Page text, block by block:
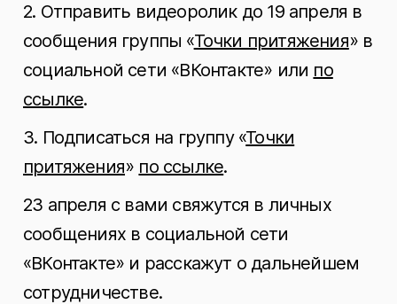
2. Отправить видеоролик до 19 апреля в
сообщения группы «Точки притяжения» в
социальной сети «ВКонтакте» или по
ссылке.
3. Подписаться на группу «Точки
притяжения» по ссылке.
23 апреля с вами свяжутся в личных
сообщениях в социальной сети
«ВКонтакте» и расскажут о дальнейшем
сотрудничестве.